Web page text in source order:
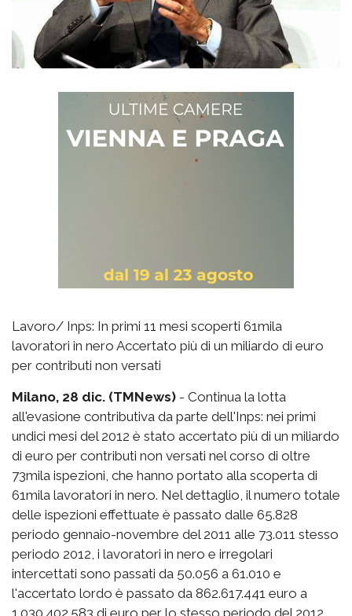
Lavoro/ Inps: In primi 11 mesi scoperti 61mila
lavoratori in nero Accertato più di un miliardo di euro
per contributi non versati
Milano, 28 dic. (TMNews) - Continua la lotta
all'evasione contributiva da parte dell'Inps: nei primi
undici mesi del 2012 è stato accertato più di un miliardo
di euro per contributi non versati nel corso di oltre
73mila ispezioni, che hanno portato alla scoperta di
61mila lavoratori in nero. Nel dettaglio, il numero totale
delle ispezioni effettuate è passato dalle 65.828
periodo gennaio-novembre del 2011 alle 73.011 stesso
periodo 2012, i lavoratori in nero e irregolari
intercettati sono passati da 50.056 a 61.010 e
l'accertato lordo è passato da 862.617.441 euro a
1.030.402.583 di euro per lo stesso periodo del 2012.